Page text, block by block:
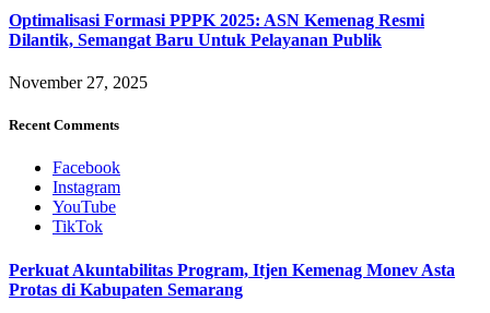
Optimalisasi Formasi PPPK 2025: ASN Kemenag Resmi
Dilantik, Semangat Baru Untuk Pelayanan Publik
November 27, 2025
Recent Comments
Facebook
Instagram
YouTube
TikTok
Perkuat Akuntabilitas Program, Itjen Kemenag Monev Asta
Protas di Kabupaten Semarang